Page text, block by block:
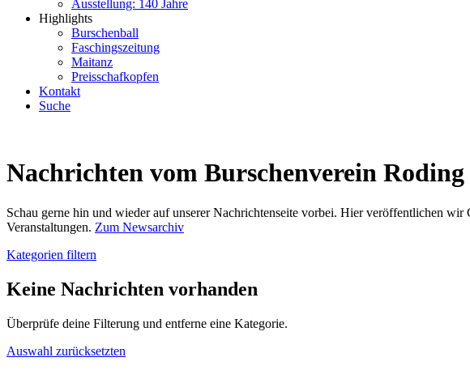
Ausstellung: 140 Jahre
Highlights
Burschenball
Faschingszeitung
Maitanz
Preisschafkopfen
Kontakt
Suche
Nachrichten vom Burschenverein Roding
Schau gerne hin und wieder auf unserer Nachrichtenseite vorbei. Hier veröffentlichen
Veranstaltungen. Zum Newsarchiv
Kategorien filtern
Keine Nachrichten vorhanden
Überprüfe deine Filterung und entferne eine Kategorie.
Auswahl zurücksetzten